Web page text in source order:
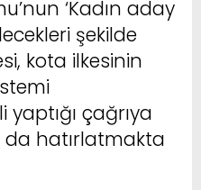
‘Kadın aday
şekilde
kota ilkesinin
yaptığı çağrıya
hatırlatmakta